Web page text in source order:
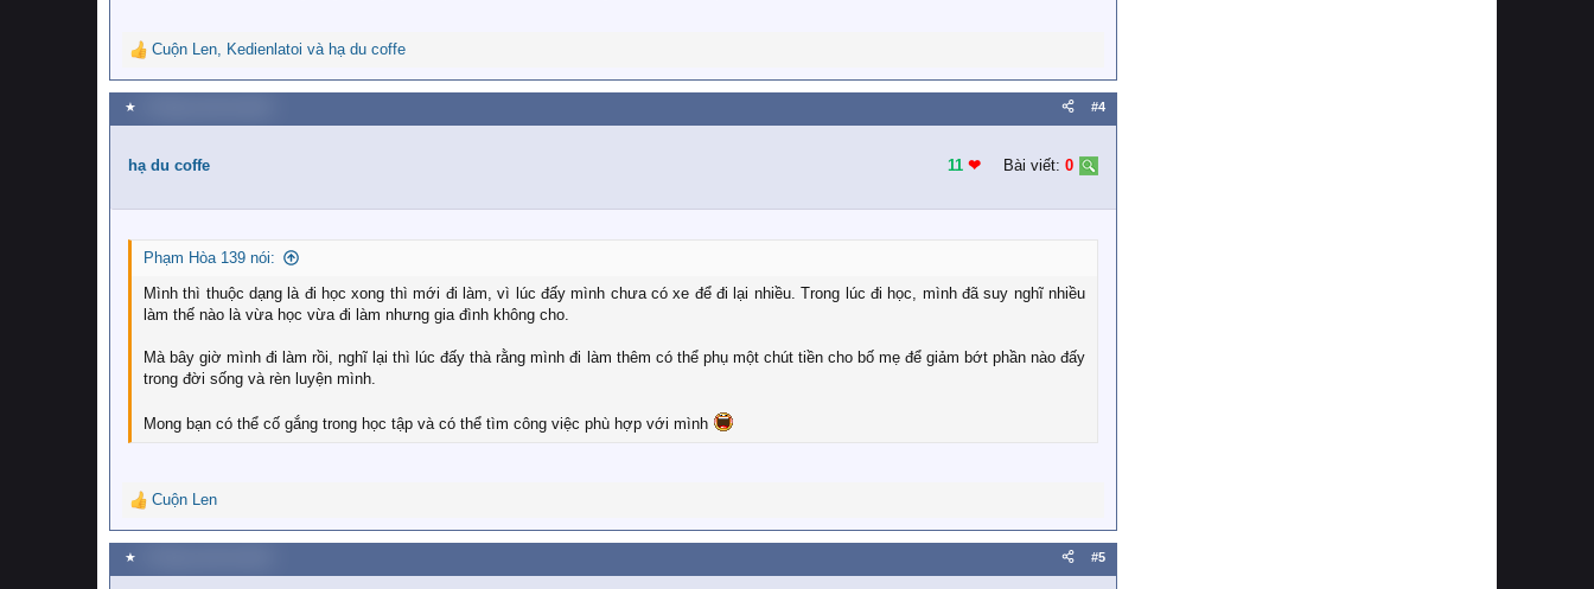
R
e
a
c
i
n
Cuộn Len, Kedienlatoi và hạ du coffe
★ #4
hạ du coffe 11 ❤︎ Bài viết: 0
Phạm Hòa 139 nói:
Mình thì thuộc dạng là đi học xong thì mới đi làm, vì lúc đấy mình chưa có xe để đi lại nhiều. Trong lúc đi học, mình đã suy nghĩ nhiều
làm thế nào là vừa học vừa đi làm nhưng gia đình không cho.
Mà bây giờ mình đi làm rồi, nghĩ lại thì lúc đấy thà rằng mình đi làm thêm có thể phụ một chút tiền cho bố mẹ để giảm bớt phần nào đấy
trong đời sống và rèn luyện mình.
Mong bạn có thể cố gắng trong học tập và có thể tìm công việc phù hợp với mình
R
e
a
c
Cuộn Len
★ #5